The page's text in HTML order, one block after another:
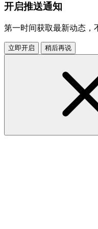
开启推送通知
第一时间获取最新动态，
立即开启 稍后再说